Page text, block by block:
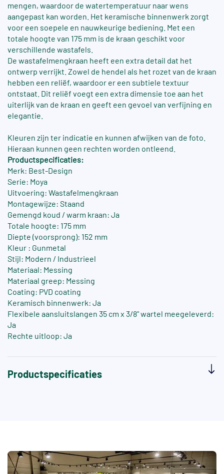
mengen, waardoor de watertemperatuur naar wens
aangepast kan worden. Het keramische binnenwerk zorgt
voor een soepele en nauwkeurige bediening. Met een
totale hoogte van 175 mm is de kraan geschikt voor
verschillende wastafels.
De wastafelmengkraan heeft een extra detail dat het
ontwerp verrijkt. Zowel de hendel als het rozet van de kraan
hebben een reliëf, waardoor er een subtiele textuur
ontstaat. Dit reliëf voegt een extra dimensie toe aan het
uiterlijk van de kraan en geeft een gevoel van verfijning en
elegantie.
Kleuren zijn ter indicatie en kunnen afwijken van de foto.
Hieraan kunnen geen rechten worden ontleend.
Productspecificaties:
Merk: Best-Design
Serie: Moya
Uitvoering: Wastafelmengkraan
Montagewijze: Staand
Gemengd koud / warm kraan: Ja
Totale hoogte: 175 mm
Diepte (voorsprong): 152 mm
Kleur : Gunmetal
Stijl: Modern / Industrieel
Materiaal: Messing
Materiaal greep: Messing
Coating: PVD coating
Keramisch binnenwerk: Ja
Flexibele aansluitslangen 35 cm x 3/8" wartel meegeleverd:
Ja
Rechte uitloop: Ja
Productspecificaties